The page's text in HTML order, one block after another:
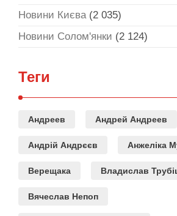
Новини Києва(2 035)
Новини Солом'янки (2 124)
Теги
Андреев Андрей Андреев
Андрій Андрєєв Анжеліка
Верещака Владислав
Вячеслав Непоп